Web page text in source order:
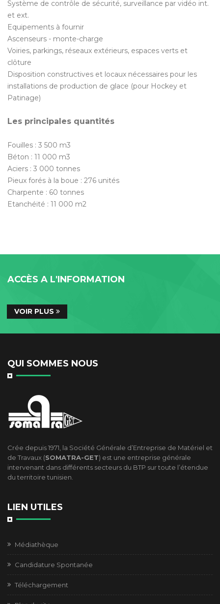
Système de contrôle de sécurité, surveillance par vidéo int.
et ext.
Equipements à fournir
Ascenseurs - monte-charge
Voiries, parkings, réseaux extérieurs, espaces verts et
clôture
Disposition constructives et locaux nécessaires pour les
installations de production de glace (pour Hockey et
Patinage)
Les principales quantités
Fouilles : 3 500 m3
Béton : 11 000 m3
Aciers : 3 000 tonnes
Pieux forés à la boue : 276 unités
Charpente : 60 tonnes
Etanchéité : 11 000 m2
ACCÈS A L'INFORMATION
VOIR PLUS
QUI SOMMES NOUS
Crée depuis 1971, la Société Générale d’Entreprise de Matériel et
de Travaux (SOMATRA-GET) est une entreprise générale
intervenant dans différents secteurs du BTP sur toute l’étendue
du territoire tunisien.
LIEN UTILES
Médiathèque
Candidature Spontanée
Téléchargement